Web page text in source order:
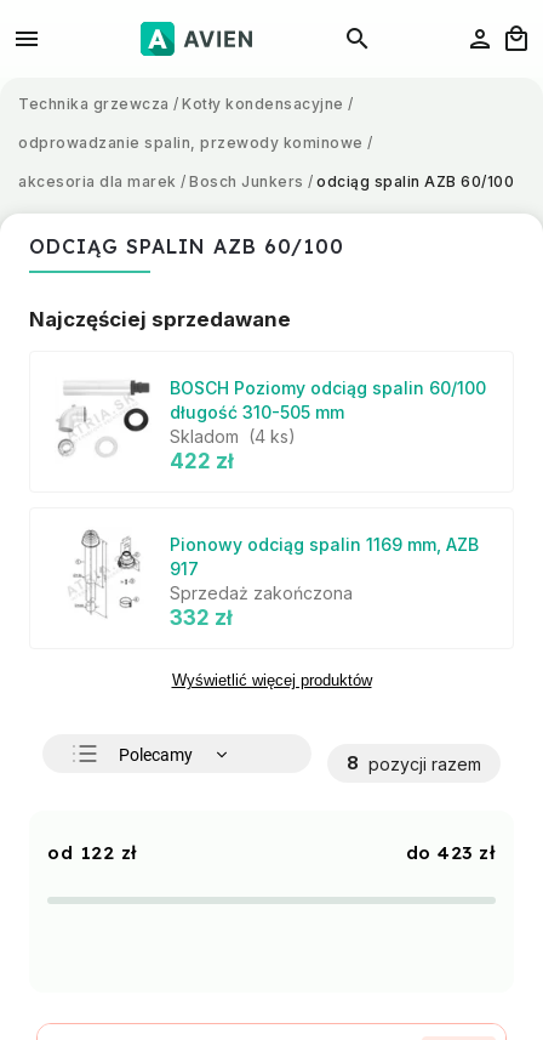
Technika grzewcza / Kotły kondensacyjne /
odprowadzanie spalin, przewody kominowe /
akcesoria dla marek / Bosch Junkers / odciąg spalin AZB 60/100
ODCIĄG SPALIN AZB 60/100
Najczęściej sprzedawane
BOSCH Poziomy odciąg spalin 60/100
długość 310-505 mm
Skladom (4 ks)
422 zł
Pionowy odciąg spalin 1169 mm, AZB
917
Sprzedaż zakończona
332 zł
Wyświetlić więcej produktów
Polecamy
Alfabetycznie
8 pozycji razem
122 zł 423 zł